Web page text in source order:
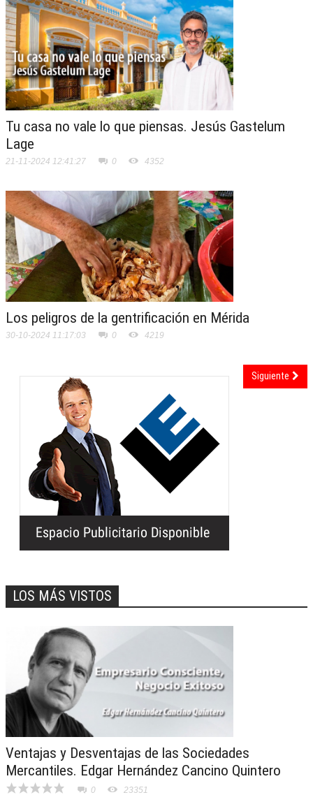
Tu casa no vale lo que piensas. Jesús Gastelum
Lage
21-11-2024 12:41:27 0 4352
Los peligros de la gentrificación en Mérida
30-10-2024 11:17:03 0 4219
Siguiente
LOS MÁS VISTOS
Ventajas y Desventajas de las Sociedades
Mercantiles. Edgar Hernández Cancino Quintero
0 23351